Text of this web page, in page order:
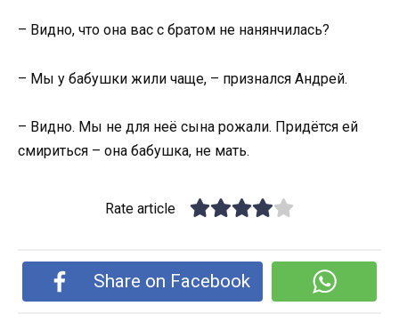
– Видно, что она вас с братом не нанянчилась?
– Мы у бабушки жили чаще, – признался Андрей.
– Видно. Мы не для неё сына рожали. Придётся ей
смириться – она бабушка, не мать.
Rate article
Share on Facebook